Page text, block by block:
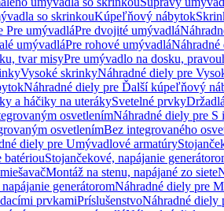
so skrinkouKúpeľňový nábytok
Pre umývadláPre dvojité umývadlá
umývadláPre rohové umývadláNáhradné
tvar misyPre umývadlo na dosku,
Vysoké skrinkyNáhradné diely pre
Náhradné diely pre Ďalší kúpeľňový
a háčiky na uterákySvetelné prvkyDržadlá
osvetlenímNáhradné diely pre S
osvetlenímBez integrovaného
diely pre Umývadlové armatúry
batériouStojančekové, napájanie
Montáž na stenu, napájané zo siete
generátoromNáhradné diely pre
prvkamiPríslušenstvoNáhradné diely